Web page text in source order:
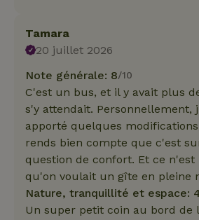
Tamara
20 juillet 2026
Note générale: 8/10
C'est un bus, et il y avait plus
s'y attendait. Personnellement,
apporté quelques
rends bien compte que c'est
question de confort. Et ce n'est
qu'on voulait un gîte en pleine
Nature, tranquillité et espace:
Un super petit coin au bord de